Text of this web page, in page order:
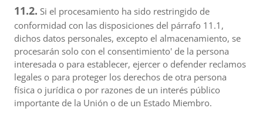
11.2. Si el procesamiento ha sido restringido de
conformidad con las disposiciones del párrafo 11.1,
dichos datos personales, excepto el almacenamiento, se
procesarán solo con el consentimiento' de la persona
interesada o para establecer, ejercer o defender reclamos
legales o para proteger los derechos de otra persona
física o jurídica o por razones de un interés público
importante de la Unión o de un Estado Miembro.